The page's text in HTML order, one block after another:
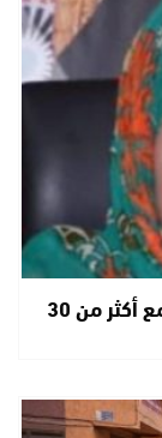
زلزال سياسي بالعيون… استقالة جماعية مع أكثر من 30